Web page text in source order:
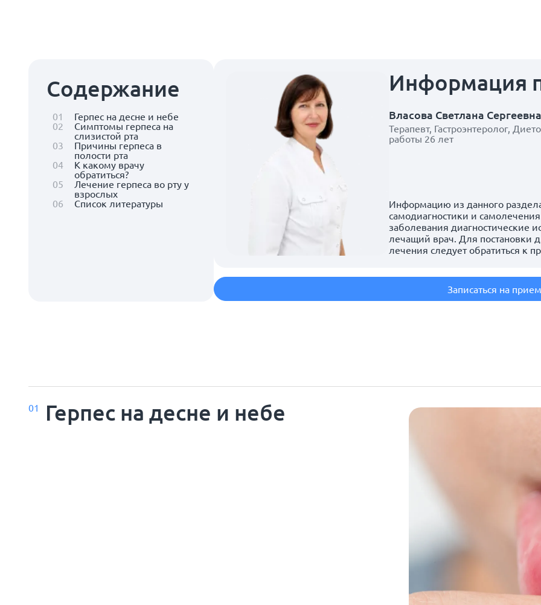
Содержание
01
Герпес на десне и небе
02
Симптомы герпеса на
слизистой рта
03
Причины герпеса в
полости рта
04
К какому врачу
обратиться?
05
Лечение герпеса во рту у
взрослых
06
Список литературы
Информация
Власова Светлана Сергеевна
Терапевт, Гастроэнтеролог,
работы 26 лет
Информацию из данного
самодиагностики и
заболевания диагностические
лечащий врач. Для постановки
лечения следует обратиться к
Записаться на прием
01 Герпес на десне и небе